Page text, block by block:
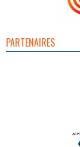
PARTENAIRES